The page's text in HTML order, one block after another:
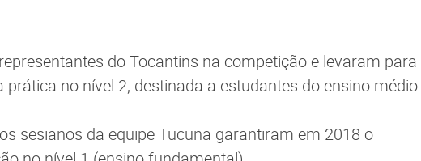
do Tocantins na competição e levaram para
no nível 2, destinada a estudantes do ensino médio.
sesianos da equipe Tucuna garantiram em 2018 o